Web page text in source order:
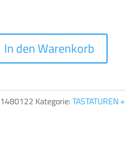
In den Warenkorb
r
1480122 Kategorie:TASTATUREN +